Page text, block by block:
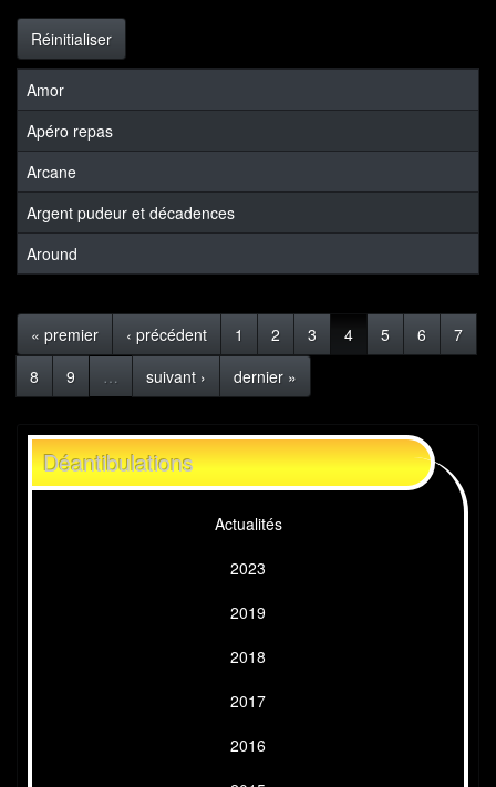
Réinitialiser
Amor
Apéro repas
Arcane
Argent pudeur et décadences
Around
« premier ‹ précédent 1 2 3 4 5 6
7
8
9 … suivant › dernier »
Déantibulations
Actualités
2023
2019
2018
2017
2016